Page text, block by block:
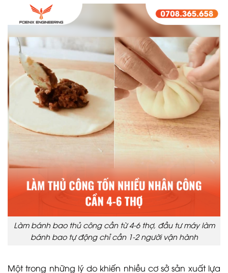
Làm bánh bao thủ công cần từ 4-6 thợ, đầu tư máy làm
bánh bao tự động chỉ cần 1-2 người vận hành
Một trong những lý do khiến nhiều cơ sở sản xuất lựa